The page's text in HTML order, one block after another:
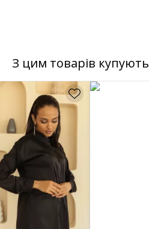
З цим товарів купують